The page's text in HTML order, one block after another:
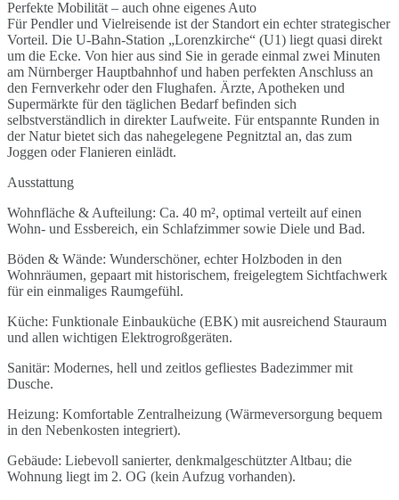
Perfekte Mobilität – auch ohne eigenes Auto
Für Pendler und Vielreisende ist der Standort ein echter strategischer
Vorteil. Die U-Bahn-Station „Lorenzkirche“ (U1) liegt quasi direkt
um die Ecke. Von hier aus sind Sie in gerade einmal zwei Minuten
am Nürnberger Hauptbahnhof und haben perfekten Anschluss an
den Fernverkehr oder den Flughafen. Ärzte, Apotheken und
Supermärkte für den täglichen Bedarf befinden sich
selbstverständlich in direkter Laufweite. Für entspannte Runden in
der Natur bietet sich das nahegelegene Pegnitztal an, das zum
Joggen oder Flanieren einlädt.
Ausstattung
Wohnfläche & Aufteilung: Ca. 40 m², optimal verteilt auf einen
Wohn- und Essbereich, ein Schlafzimmer sowie Diele und Bad.
Böden & Wände: Wunderschöner, echter Holzboden in den
Wohnräumen, gepaart mit historischem, freigelegtem Sichtfachwerk
für ein einmaliges Raumgefühl.
Küche: Funktionale Einbauküche (EBK) mit ausreichend Stauraum
und allen wichtigen Elektrogroßgeräten.
Sanitär: Modernes, hell und zeitlos gefliestes Badezimmer mit
Dusche.
Heizung: Komfortable Zentralheizung (Wärmeversorgung bequem
in den Nebenkosten integriert).
Gebäude: Liebevoll sanierter, denkmalgeschützter Altbau; die
Wohnung liegt im 2. OG (kein Aufzug vorhanden).